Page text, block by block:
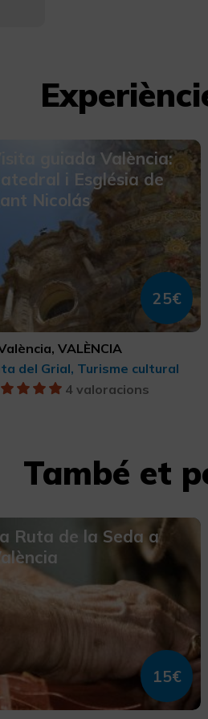
Visita guiada València:
i Església de
Nicolás
25€
VALÈNCIA
del Grial, Turisme cultural
4 valoracions
També et
Ruta de la Seda a
15€